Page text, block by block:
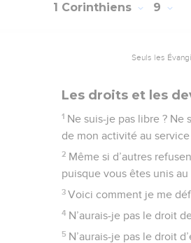
1 Corinthiens 9
Seuls les
Les droits et les
1 Ne suis-je pas libre ? Ne
de mon activité au
2 Même si d’autres
puisque vous êtes unis
3 Voici comment je me
4 N’aurais-je pas le droit
5 N’aurais-je pas le droit